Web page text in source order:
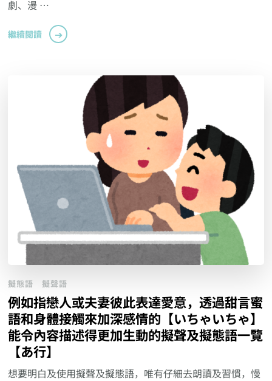
劇、漫 …
繼續閱讀
擬態語 擬聲語
例如指戀人或夫妻彼此表達愛意，透過甜言蜜
語和身體接觸來加深感情的【いちゃいちゃ】
能令內容描述得更加生動的擬聲及擬態語一覽
【あ行】
想要明白及使用擬聲及擬態語，唯有仔細去朗讀及習慣，慢